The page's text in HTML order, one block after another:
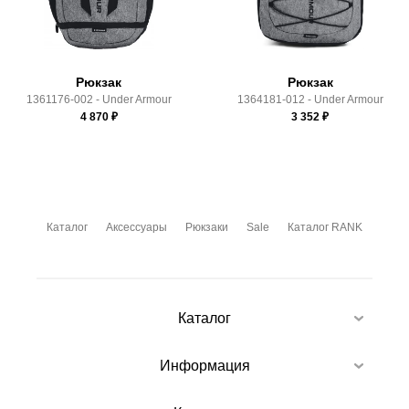
условиямиоплатыидоставки
Рюкзак
1361176-002 - Under Armour
4 870₽
Рюкзак
1364181-012 - Under Armour
3 352 ₽
Каталог Аксессуары Рюкзаки Sale Каталог RANK
Каталог
Информация